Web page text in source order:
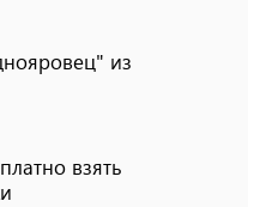
из
взять